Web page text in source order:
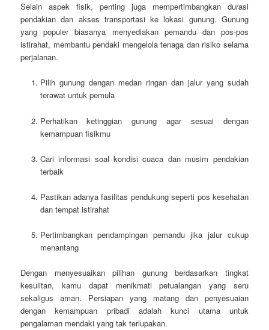
Selain aspek fisik, penting juga mempertimbangkan durasi
pendakian dan akses transportasi ke lokasi gunung. Gunung
yang populer biasanya menyediakan pemandu dan pos-pos
istirahat, membantu pendaki mengelola tenaga dan risiko selama
perjalanan.
Pilih gunung dengan medan ringan dan jalur yang sudah
terawat untuk pemula
Perhatikan ketinggian gunung agar sesuai dengan
kemampuan fisikmu
Cari informasi soal kondisi cuaca dan musim pendakian
terbaik
Pastikan adanya fasilitas pendukung seperti pos kesehatan
dan tempat istirahat
Pertimbangkan pendampingan pemandu jika jalur cukup
menantang
Dengan menyesuaikan pilihan gunung berdasarkan tingkat
kesulitan, kamu dapat menikmati petualangan yang seru
sekaligus aman. Persiapan yang matang dan penyesuaian
dengan kemampuan pribadi adalah kunci utama untuk
pengalaman mendaki yang tak terlupakan.